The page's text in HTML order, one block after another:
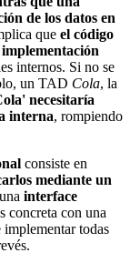
de los datos en
que el código
internos. Si no se
un TAD Cola, la
necesitaría
interna, rompiendo
consiste en
mediante un
interface
concreta con una
implementar todas